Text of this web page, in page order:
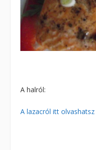
A halról:
A lazacról itt olvashatsz